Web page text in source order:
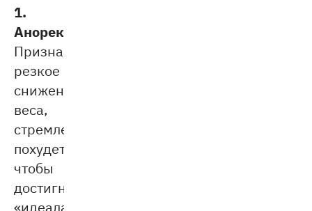
1.
Анорексия.
Признаки:
резкое
снижение
веса,
стремление
похудеть,
чтобы
достигнуть
«идеала»,